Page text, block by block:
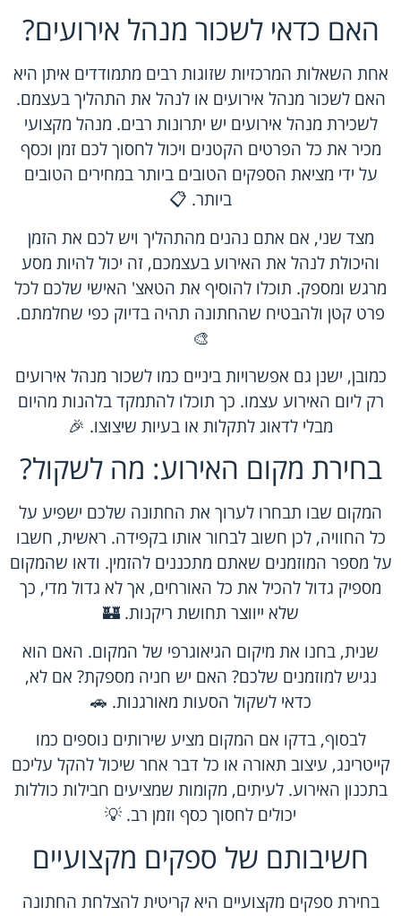
האם כדאי לשכור מנהל אירועים?
אחת השאלות המרכזיות שזוגות רבים מתמודדים איתן היא
האם לשכור מנהל אירועים או לנהל את התהליך בעצמם.
לשכירת מנהל אירועים יש יתרונות רבים. מנהל מקצועי
מכיר את כל הפרטים הקטנים ויכול לחסוך לכם זמן וכסף
על ידי מציאת הספקים הטובים ביותר במחירים הטובים
ביותר. 📋
מצד שני, אם אתם נהנים מהתהליך ויש לכם את הזמן
והיכולת לנהל את האירוע בעצמכם, זה יכול להיות מסע
מרגש ומספק. תוכלו להוסיף את הטאצ' האישי שלכם לכל
פרט קטן ולהבטיח שהחתונה תהיה בדיוק כפי שחלמתם.
🎨
כמובן, ישנן גם אפשרויות ביניים כמו לשכור מנהל אירועים
רק ליום האירוע עצמו. כך תוכלו להתמקד בלהנות מהיום
מבלי לדאוג לתקלות או בעיות שיצוצו. 🎉
בחירת מקום האירוע: מה לשקול?
המקום שבו תבחרו לערוך את החתונה שלכם ישפיע על
כל החוויה, לכן חשוב לבחור אותו בקפידה. ראשית, חשבו
על מספר המוזמנים שאתם מתכננים להזמין. ודאו שהמקום
מספיק גדול להכיל את כל האורחים, אך לא גדול מדי, כך
שלא ייווצר תחושת ריקנות. 🏰
שנית, בחנו את מיקום הגיאוגרפי של המקום. האם הוא
נגיש למוזמנים שלכם? האם יש חניה מספקת? אם לא,
כדאי לשקול הסעות מאורגנות. 🚗
לבסוף, בדקו אם המקום מציע שירותים נוספים כמו
קייטרינג, עיצוב תאורה או כל דבר אחר שיכול להקל עליכם
בתכנון האירוע. לעיתים, מקומות שמציעים חבילות כוללות
יכולים לחסוך כסף וזמן רב. 💡
חשיבותם של ספקים מקצועיים
בחירת ספקים מקצועיים היא קריטית להצלחת החתונה